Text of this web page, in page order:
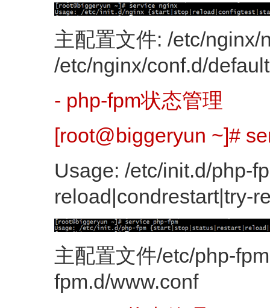
主配置文件: /etc/
/etc/nginx/conf.d/
- php-fpm状态管理
[root@biggeryun ~]#
Usage: /etc/init.d/php-
reload|condrestart|try-
主配置文件/etc/php-
fpm.d/www.conf